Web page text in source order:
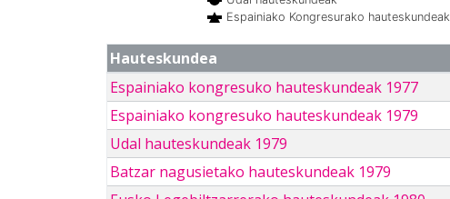
Espainiako Kongresurako hauteskundeak
Hauteskundea
Espainiako kongresuko hauteskundeak 1977
Espainiako kongresuko hauteskundeak 1979
Udal hauteskundeak 1979
Batzar nagusietako hauteskundeak 1979